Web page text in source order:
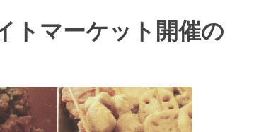
トマーケット開催の